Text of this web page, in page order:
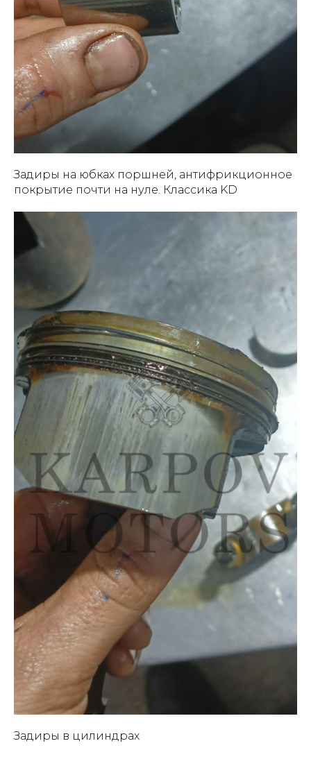
Задиры на юбках поршней, антифрикционное
покрытие почти на нуле. Классика KD
Задиры в цилиндрах